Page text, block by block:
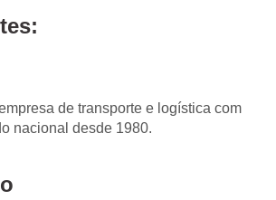
de transporte e logística com
nacional desde 1980.